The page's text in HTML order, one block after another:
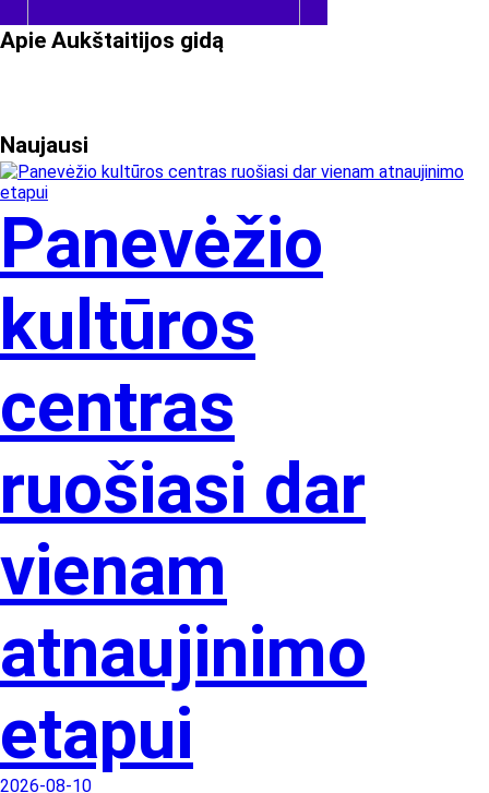
Apie Aukštaitijos gidą
Naujausi
Panevėžio
kultūros
centras
ruošiasi dar
vienam
atnaujinimo
etapui
2026-08-10